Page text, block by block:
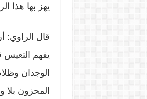
يهز بها هذا
قال الراوي:
يفهم التعيس
الوجدان
المحزون